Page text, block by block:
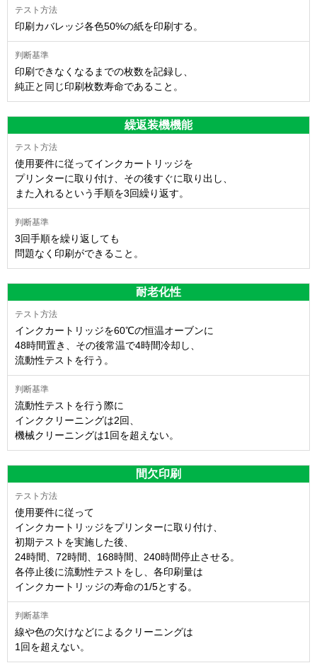
印刷カバレッジ各色50%の紙を印刷する。
印刷できなくなるまでの枚数を記録し、
純正と同じ印刷枚数寿命であること。
繰返装機機能
使用要件に従ってインクカートリッジを
プリンターに取り付け、その後すぐに取り出し、
また入れるという手順を3回繰り返す。
3回手順を繰り返しても
問題なく印刷ができること。
耐老化性
インクカートリッジを60℃の恒温オーブンに
48時間置き、その後常温で4時間冷却し、
流動性テストを行う。
流動性テストを行う際に
インククリーニングは2回、
機械クリーニングは1回を超えない。
間欠印刷
使用要件に従って
インクカートリッジをプリンターに取り付け、
初期テストを実施した後、
24時間、72時間、168時間、240時間停止させる。
各停止後に流動性テストをし、各印刷量は
インクカートリッジの寿命の1/5とする。
線や色の欠けなどによるクリーニングは
1回を超えない。